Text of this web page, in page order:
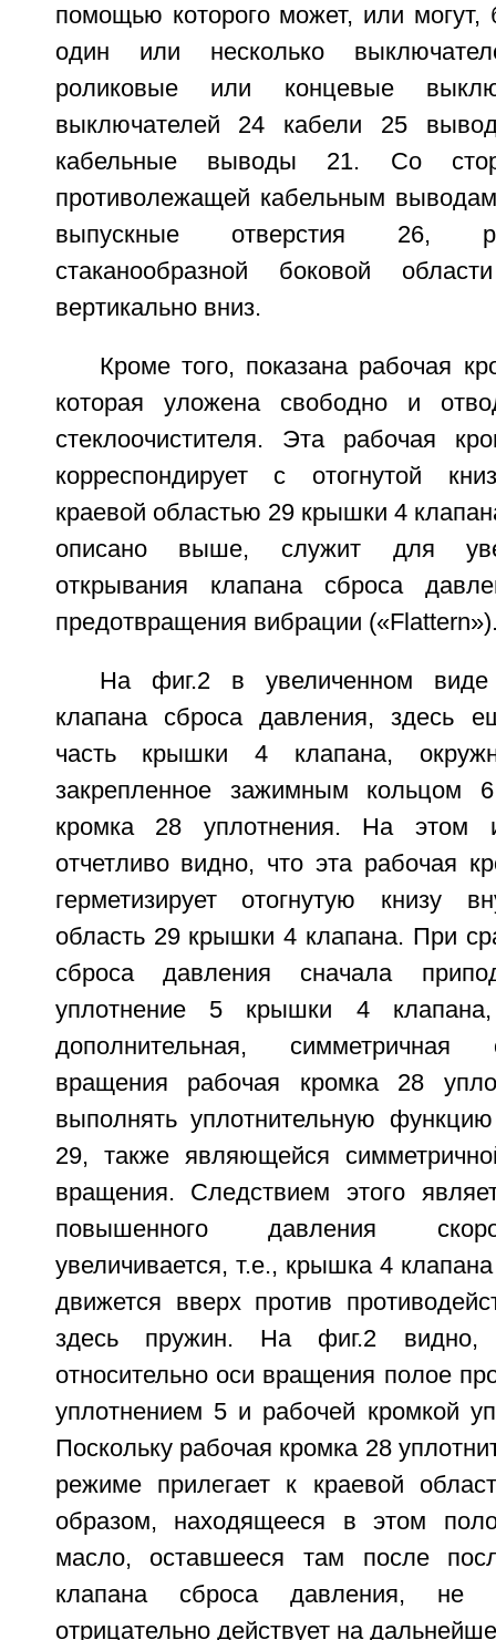
помощью которого может, или могут,
один или несколько
роликовые или концевые
выключателей 24 кабели 25
кабельные выводы 21. Со
противолежащей кабельным
выпускные отверстия 26,
стаканообразной боковой
вертикально вниз.
Кроме того, показана рабочая
которая уложена свободно и
стеклоочистителя. Эта рабочая
корреспондирует с отогнутой
краевой областью 29 крышки 4
описано выше, служит для
открывания клапана сброса
предотвращения вибрации
На фиг.2 в увеличенном виде
клапана сброса давления, здесь
часть крышки 4 клапана,
закрепленное зажимным кольцом
кромка 28 уплотнения. На этом
отчетливо видно, что эта рабочая
герметизирует отогнутую книзу
область 29 крышки 4 клапана. При
сброса давления сначала
уплотнение 5 крышки 4
дополнительная, симметричная
вращения рабочая кромка 28
выполнять уплотнительную
29, также являющейся
вращения. Следствием этого
повышенного давления
увеличивается, т.е., крышка 4
движется вверх против
здесь пружин. На фиг.2 видно,
относительно оси вращения полое
уплотнением 5 и рабочей кромкой
Поскольку рабочая кромка 28
режиме прилегает к краевой
образом, находящееся в этом
масло, оставшееся там после
клапана сброса давления, не
отрицательно действует на